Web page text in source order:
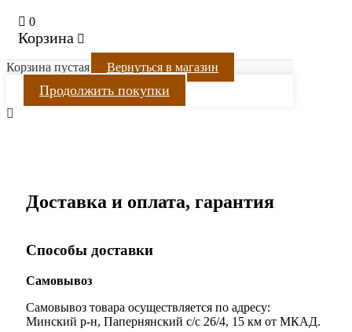
0
Корзина
Корзина пустая Вернуться в магазин
Продолжить покупки
Доставка и оплата, гарантия
Способы доставки
Самовывоз
Самовывоз товара осуществляется по адресу:
Минский р-н, Папернянский с/с 26/4, 15 км от МКАД.